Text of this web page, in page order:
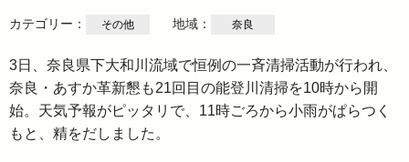
カテゴリー： その他 地域： 奈良
3日、奈良県下大和川流域で恒例の一斉清掃活動が行われ、
奈良・あすか革新懇も21回目の能登川清掃を10時から開
始。天気予報がピッタリで、11時ごろから小雨がぱらつく
もと、精をだしました。